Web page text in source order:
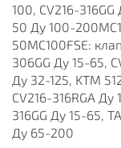
100, CV216-
50 Ду 100-
50MC100FSE:
306GG Ду 15-65,
Ду 32-125, KTM
CV216-316RGA
316GG Ду 15-65,
Ду 65-200